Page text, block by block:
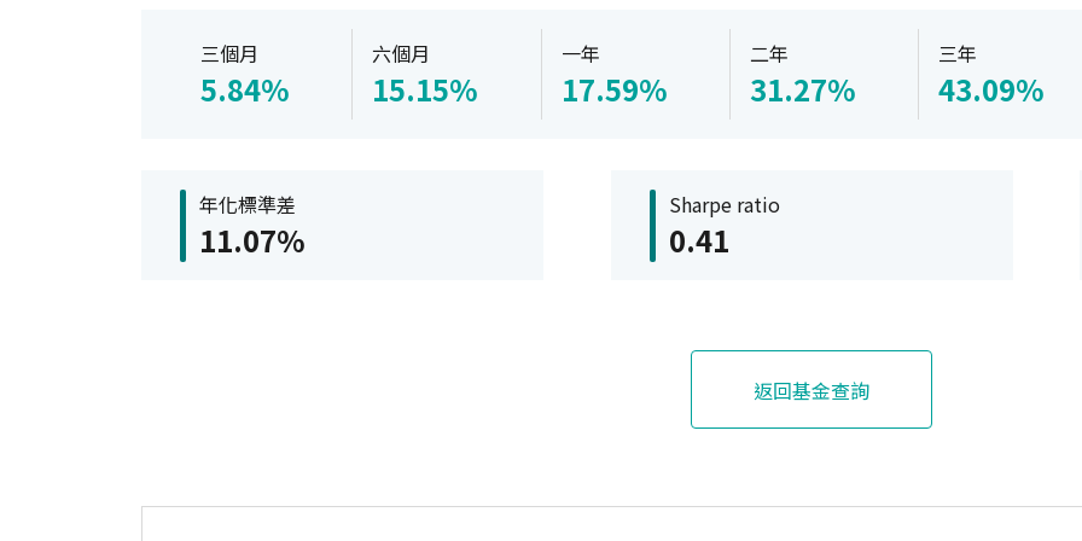
三個月
5.84%
六個月
15.15%
一年
17.59%
二年
31.27%
三年
43.09%
年化標準差
11.07%
Sharpe ratio
0.41
返回基金查詢